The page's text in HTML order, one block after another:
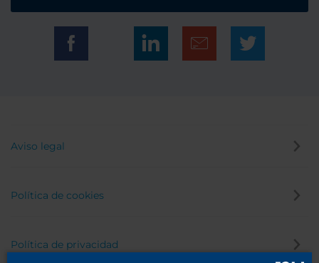
Aviso legal
Política de cookies
Política de privacidad